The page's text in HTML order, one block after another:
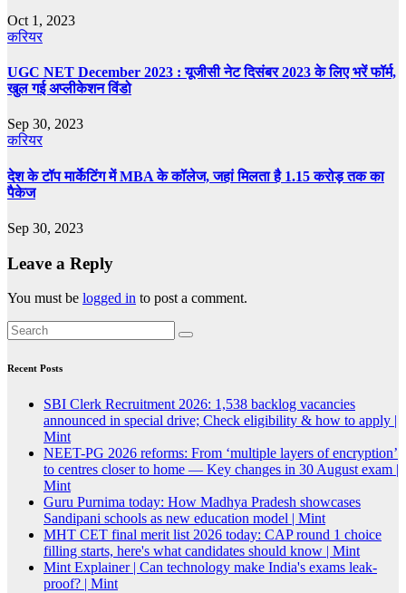
Oct 1, 2023
करियर
UGC NET December 2023 : यूजीसी नेट दिसंबर 2023 के लिए भरें फॉर्म,
खुल गई अप्लीकेशन विंडो
Sep 30, 2023
करियर
देश के टॉप मार्केटिंग में MBA के कॉलेज, जहां मिलता है 1.15 करोड़ तक का
पैकेज
Sep 30, 2023
Leave a Reply
You must be logged in to post a comment.
Recent Posts
SBI Clerk Recruitment 2026: 1,538 backlog vacancies
announced in special drive; Check eligibility & how to apply |
Mint
NEET-PG 2026 reforms: From ‘multiple layers of encryption’
to centres closer to home — Key changes in 30 August exam |
Mint
Guru Purnima today: How Madhya Pradesh showcases
Sandipani schools as new education model | Mint
MHT CET final merit list 2026 today: CAP round 1 choice
filling starts, here's what candidates should know | Mint
Mint Explainer | Can technology make India's exams leak-
proof? | Mint